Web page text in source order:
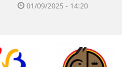
01/09/2025 - 14:20